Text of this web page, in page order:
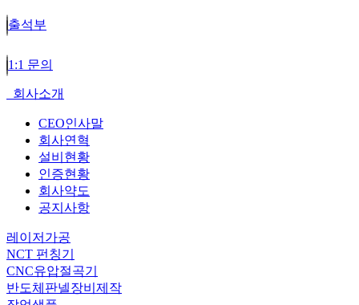
출석부
1:1 문의
회사소개
CEO인사말
회사연혁
설비현황
인증현황
회사약도
공지사항
레이저가공
NCT 펀칭기
CNC유압절곡기
반도체판넬장비제작